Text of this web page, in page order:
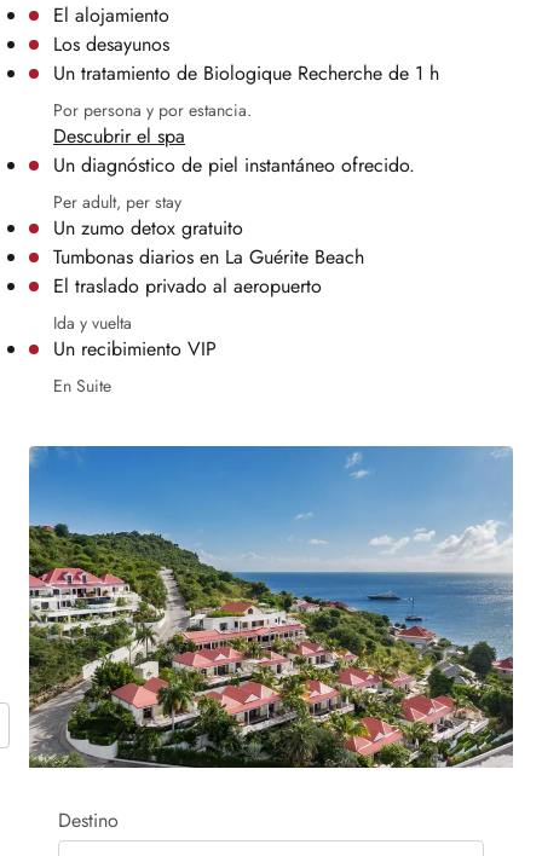
El alojamiento
Los desayunos
Un tratamiento de Biologique Recherche de 1 h
Por persona y por estancia.
Descubrir el spa
Un diagnóstico de piel instantáneo ofrecido.
Per adult, per stay
Un zumo detox gratuito
Tumbonas diarios en La Guérite Beach
El traslado privado al aeropuerto
Ida y vuelta
Un recibimiento VIP
En Suite
Destino